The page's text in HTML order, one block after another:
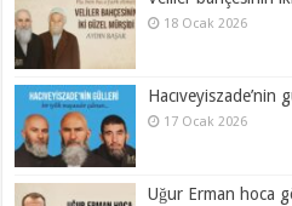
18 Ocak 2026
Hacıveyiszade’nin
17 Ocak 2026
Uğur Erman hoca